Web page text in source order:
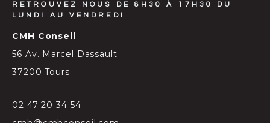
RETROUVEZ NOUS DE 8H30 À 17H30 DU
LUNDI AU VENDREDI
CMH Conseil
56 Av. Marcel Dassault
37200 Tours
02 47 20 34 54